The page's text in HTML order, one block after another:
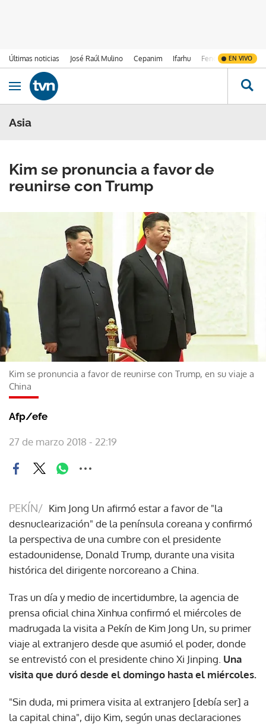
Últimas noticias José Raúl Mulino Cepanim Ifarhu Fenómeno de El
EN VIVO
Ir al contenido
Obrir navegació
Asia
Kim se pronuncia a favor de
reunirse con Trump
Kim se pronuncia a favor de reunirse con Trump, en su viaje a
China
Afp/efe
27 de marzo 2018 - 22:19
PEKÍN/ Kim Jong Un afirmó estar a favor de "la
desnuclearización" de la península coreana y confirmó
la perspectiva de una cumbre con el presidente
estadounidense, Donald Trump, durante una visita
histórica del dirigente norcoreano a China.
Tras un día y medio de incertidumbre, la agencia de
prensa oficial china Xinhua confirmó el miércoles de
madrugada la visita a Pekín de Kim Jong Un, su primer
viaje al extranjero desde que asumió el poder, donde
se entrevistó con el presidente chino Xi Jinping. Una
visita que duró desde el domingo hasta el miércoles.
"Sin duda, mi primera visita al extranjero [debía ser] a
la capital china", dijo Kim, según unas declaraciones